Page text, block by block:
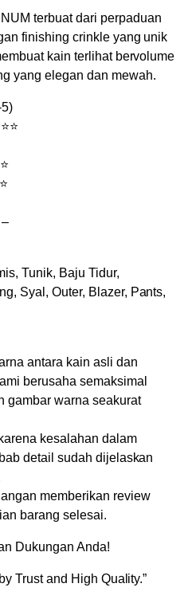
terbuat dari perpaduan
finishing crinkle yang unik
kain terlihat bervolume
yang elegan dan mewah.
Tunik, Baju Tidur,
Syal, Outer, Blazer, Pants,
antara kain asli dan
berusaha semaksimal
gambar warna seakurat
kesalahan dalam
detail sudah dijelaskan
memberikan review
barang selesai.
Dukungan Anda!
Trust and High Quality.”